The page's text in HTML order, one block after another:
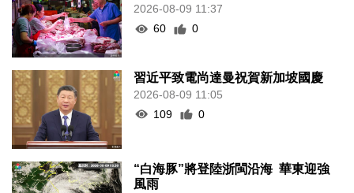
2026-08-09 11:37
60
0
習近平致電尚達曼祝賀新加坡國慶
2026-08-09 11:05
109
0
“白海豚”將登陸浙閩沿海 華東迎強
風雨